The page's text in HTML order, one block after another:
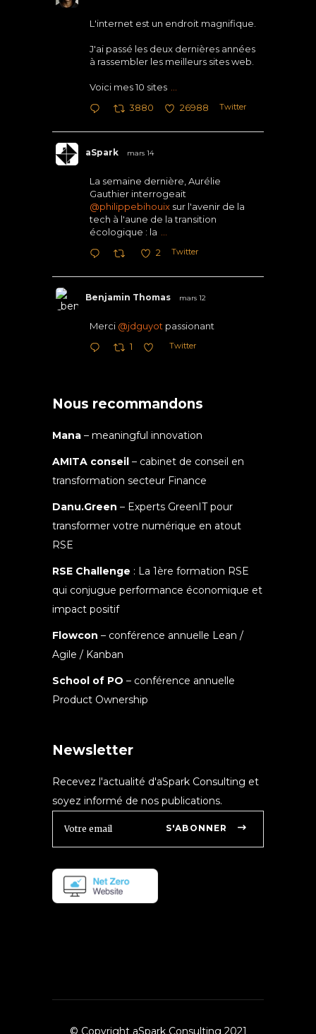
L'internet est un endroit magnifique.
J'ai passé les deux dernières années
à rassembler les meilleurs sites web.
Voici mes 10 sites
3880 26988 Twitter
aSpark mars 14
La semaine dernière, Aurélie
Gauthier interrogeait
@philippebihouix sur l'avenir de la
tech à l'aune de la transition
écologique : la
2 Twitter
Benjamin Thomas mars 12
Merci @jdguyot passionant
1 Twitter
Nous recommandons
Mana – meaningful innovation
AMITA conseil – cabinet de conseil en
transformation secteur Finance
Danu.Green – Experts GreenIT pour
transformer votre numérique en atout
RSE
RSE Challenge : La 1ère formation RSE
qui conjugue performance économique et
impact positif
Flowcon – conférence annuelle Lean /
Agile / Kanban
School of PO – conférence annuelle
Product Ownership
Newsletter
Recevez l'actualité d'aSpark Consulting et
soyez informé de nos publications.
S'ABONNER
© Copyright aSpark Consulting 2021